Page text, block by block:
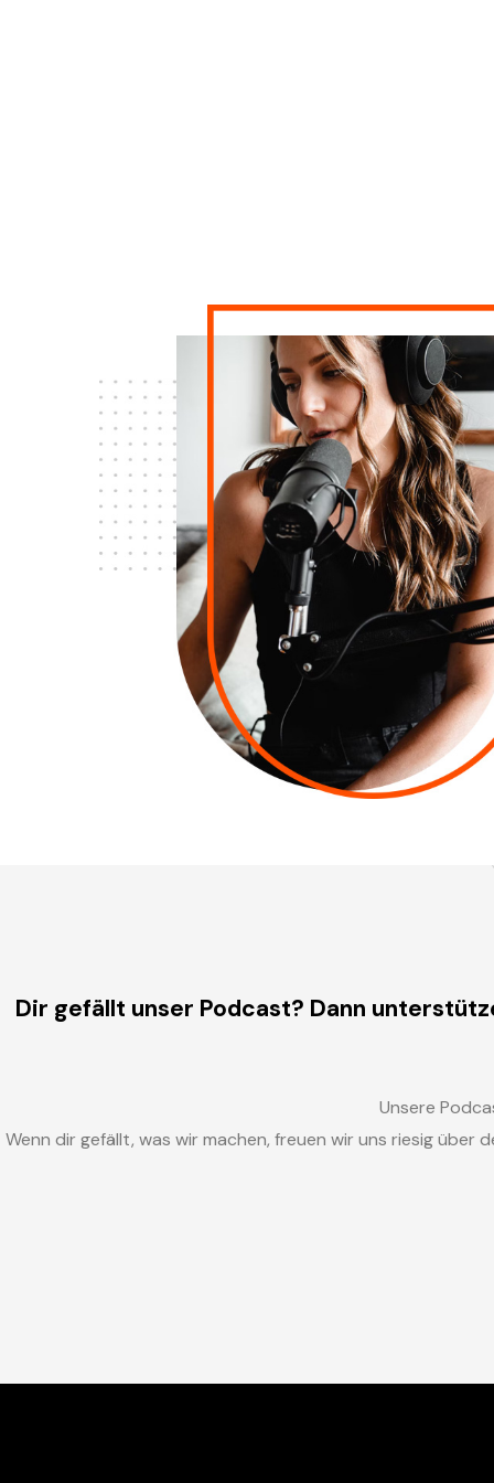
Dir gefällt unser Podcast? Dann
Unsere
Wenn dir gefällt, was wir machen, freuen wir uns riesig